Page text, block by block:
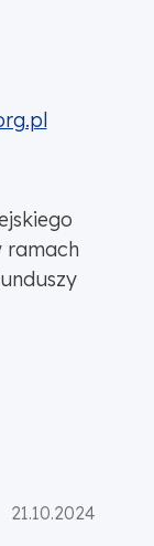
ramach
21.10.2024